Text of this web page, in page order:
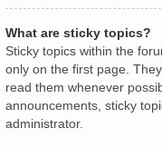
What are sticky topics?
Sticky topics within the
only on the first page.
read them whenever
announcements, sticky
administrator.